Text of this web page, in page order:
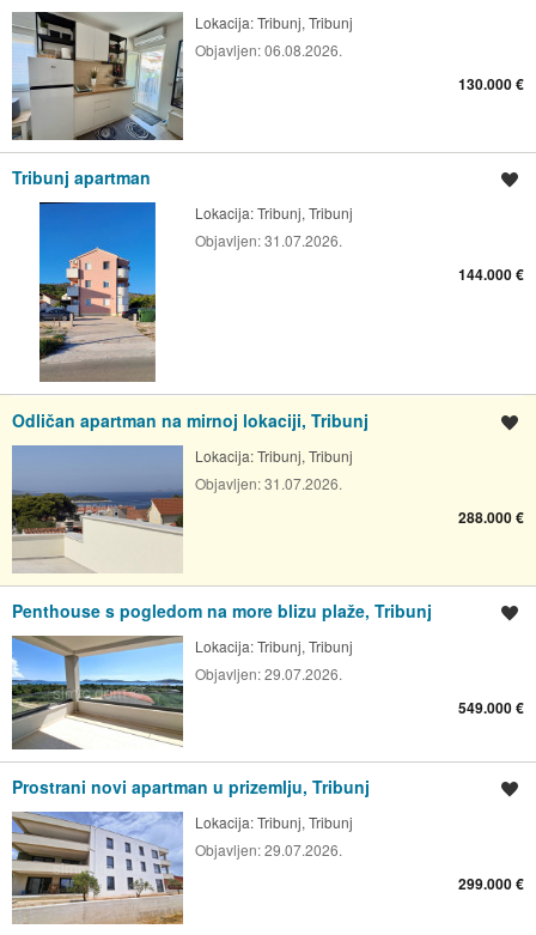
Lokacija:Tribunj, Tribunj
Objavljen:06.08.2026.
130.000 €
Tribunj apartman
Lokacija:Tribunj, Tribunj
Objavljen:31.07.2026.
144.000 €
Odličan apartman na mirnoj lokaciji, Tribunj
Lokacija:Tribunj, Tribunj
Objavljen:31.07.2026.
288.000 €
Penthouse s pogledom na more blizu plaže, Tribunj
Lokacija:Tribunj, Tribunj
Objavljen:29.07.2026.
549.000 €
Prostrani novi apartman u prizemlju, Tribunj
Lokacija:Tribunj, Tribunj
Objavljen:29.07.2026.
299.000 €